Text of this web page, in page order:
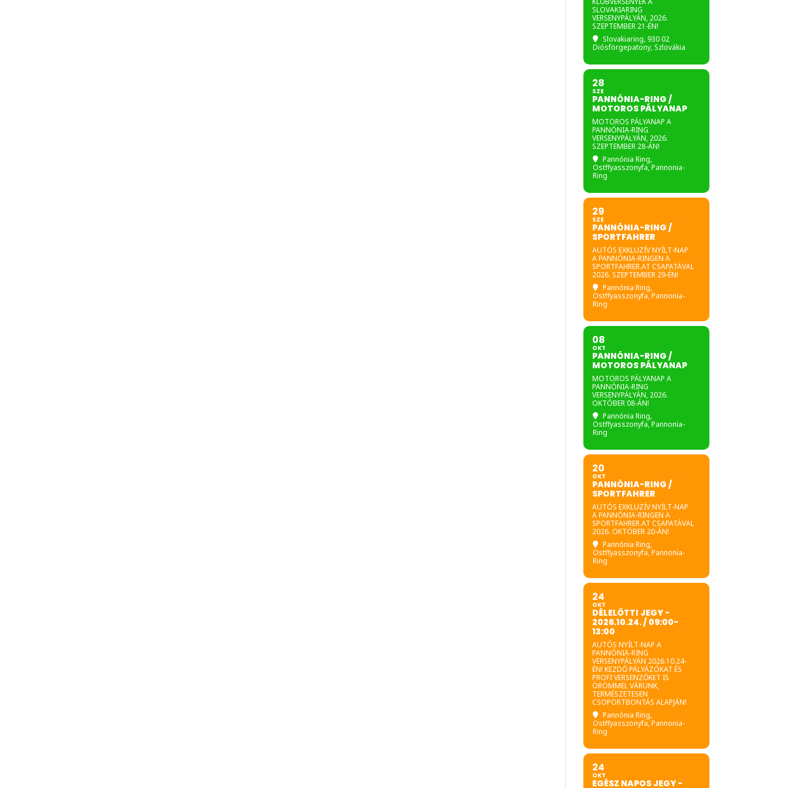
SLOVAKIARING
VERSENYPÁLYÁN, 2026.
SZEPTEMBER 21-ÉN!
Slovakiaring, 930 02
Diósförgepatony, Szlovákia
28
SZE
PANNÓNIA-RING /
MOTOROS PÁLYANAP
MOTOROS PÁLYANAP A
PANNÓNIA-RING
VERSENYPÁLYÁN, 2026.
SZEPTEMBER 28-ÁN!
Pannónia Ring,
Ostffyasszonyfa, Pannonia-
Ring
29
SZE
PANNÓNIA-RING /
SPORTFAHRER
AUTÓS EXKLUZÍV NYÍLT-NAP
A PANNÓNIA-RINGEN A
SPORTFAHRER.AT CSAPATÁVAL
2026. SZEPTEMBER 29-ÉN!
Pannónia Ring,
Ostffyasszonyfa, Pannonia-
Ring
08
OKT
PANNÓNIA-RING /
MOTOROS PÁLYANAP
MOTOROS PÁLYANAP A
PANNÓNIA-RING
VERSENYPÁLYÁN, 2026.
OKTÓBER 08-ÁN!
Pannónia Ring,
Ostffyasszonyfa, Pannonia-
Ring
20
OKT
PANNÓNIA-RING /
SPORTFAHRER
AUTÓS EXKLUZÍV NYÍLT-NAP
A PANNÓNIA-RINGEN A
SPORTFAHRER.AT CSAPATÁVAL
2026. OKTÓBER 20-ÁN!
Pannónia Ring,
Ostffyasszonyfa, Pannonia-
Ring
24
OKT
DÉLELŐTTI JEGY -
2026.10.24. / 09:00-
13:00
AUTÓS NYÍLT-NAP A
PANNÓNIA-RING
VERSENYPÁLYÁN 2026.10.24-
ÉN! KEZDŐ PÁLYÁZÓKAT ÉS
PROFI VERSENZŐKET IS
ÖRÖMMEL VÁRUNK,
TERMÉSZETESEN
CSOPORTBONTÁS ALAPJÁN!
Pannónia Ring,
Ostffyasszonyfa, Pannonia-
Ring
24
OKT
EGÉSZ NAPOS JEGY -